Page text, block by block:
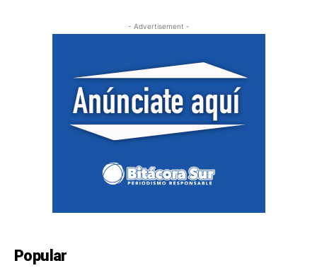
- Advertisement -
Popular